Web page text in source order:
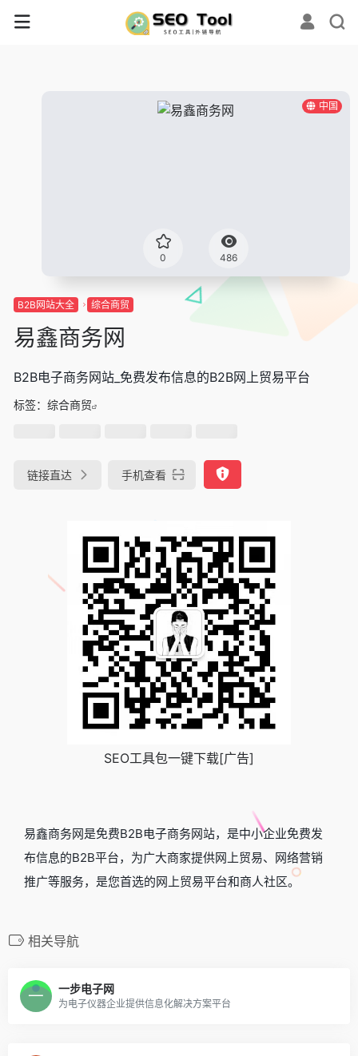
中国
0 486
B2B网站大全 综合商贸
易鑫商务网
B2B电子商务网站_免费发布信息的B2B网上贸易平台
标签： 综合商贸
链接直达 手机查看
SEO工具包一键下载[广告]
易鑫商务网是免费B2B电子商务网站，是中小企业免费发
布信息的B2B平台，为广大商家提供网上贸易、网络营销
推广等服务，是您首选的网上贸易平台和商人社区。
相关导航
一步电子网
为电子仪器企业提供信息化解决方案平台